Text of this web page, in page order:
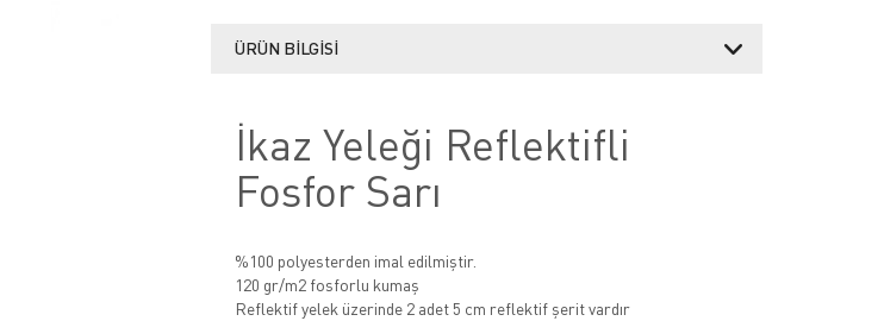
ÜRÜN BILGISI
İkaz Yeleği Reflektifli
Fosfor Sarı
%100 polyesterden imal edilmiştir.
120 gr/m2 fosforlu kumaş
Reflektif yelek üzerinde 2 adet 5 cm reflektif şerit vardır